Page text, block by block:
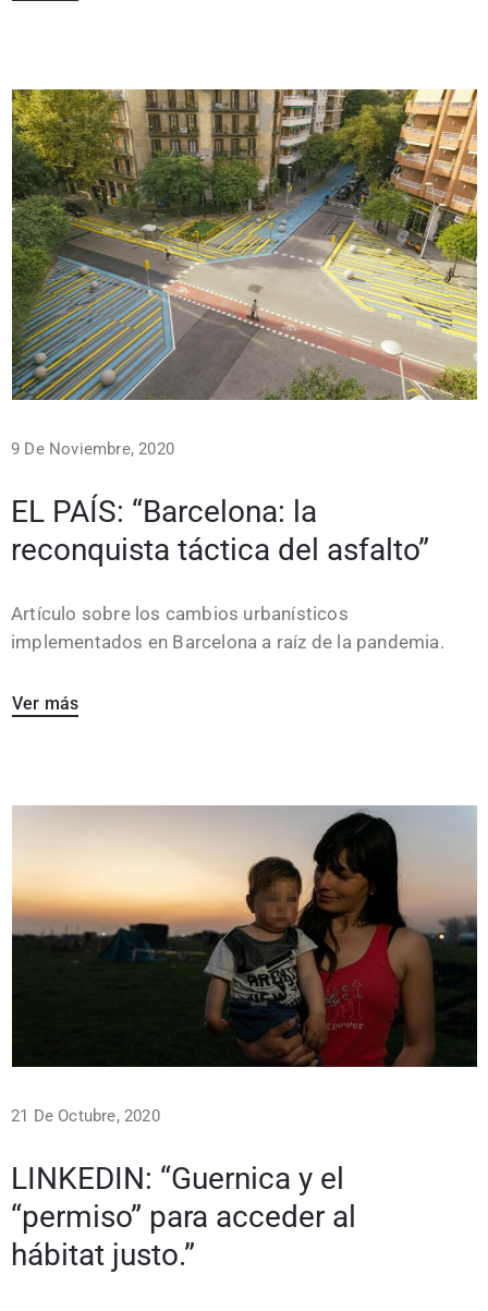
9 De Noviembre, 2020
EL PAÍS: “Barcelona: la
reconquista táctica del asfalto”
Artículo sobre los cambios urbanísticos
implementados en Barcelona a raíz de la pandemia.
Ver más
21 De Octubre, 2020
LINKEDIN: “Guernica y el
“permiso”​ para acceder al
hábitat justo.”